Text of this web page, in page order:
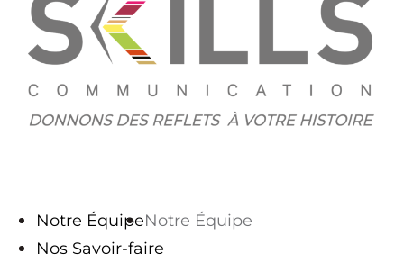
Notre Équipe
Nos Savoir-faire
Notre Équipe